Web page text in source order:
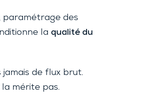
paramétrage des
la qualité du
jamais de flux brut.
mérite pas.